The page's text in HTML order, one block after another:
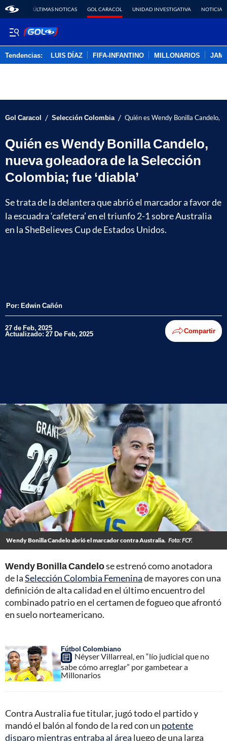
ÚLTIMAS NOTICAS GOL CARACOL UNIDAD INVESTIGATIVA NOTICIAS
Tendencias: LUIS DÍAZ FIFA-INFANTINO MILLONARIOS
Gol Caracol / Selección Colombia / Quién es Wendy Bonilla Candelo,
Quién es Wendy Bonilla Candelo,
nueva goleadora de la Selección
Colombia; fue ‘diabla’
Se trata de la delantera que abrió el marcador a favor de
la escuadra ‘cafetera’ en el triunfo 2-1 sobre Australia
en la SheBelieves Cup de Estados Unidos.
Por: Edwin Cañón
27 de Feb, 2025
Actualizado: 27 De Feb, 2025 Compartir
Wendy Bonilla Candelo abrió el marcador contra Australia. Foto: FCF.
Wendy Bonilla Candelose estrenó como anotadora
de laSelección Colombia Femeninade mayores con una
definición de alta calidad en el último encuentro del
combinado patrio en el certamen de fogueo que afrontó
en suelo norteamericano.
Fútbol Colombiano
Néyser Villarreal, en “lío judicial que no
sabe cómo arreglar” por gambetear a
Millonarios
Contra Australia fue titular, jugó todo el partido y
mandó el balón al fondo de la red con un potente
disparo mientras entraba al área luego de una larga